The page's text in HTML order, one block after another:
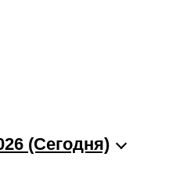
(Cегодня)